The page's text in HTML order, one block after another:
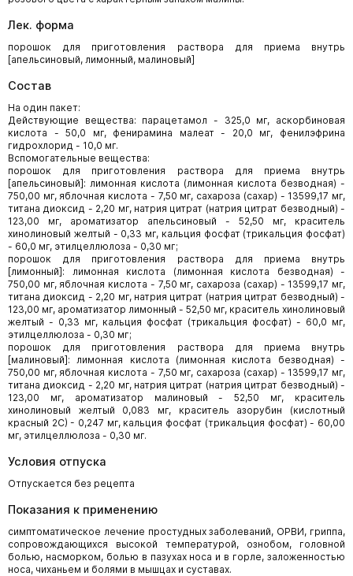
Лек. форма
порошок для приготовления раствора для приема внутрь
[апельсиновый, лимонный, малиновый]
Состав
На один пакет:
Действующие вещества: парацетамол - 325,0 мг, аскорбиновая
кислота - 50,0 мг, фенирамина малеат - 20,0 мг, фенилэфрина
гидрохлорид - 10,0 мг.
Вспомогательные вещества:
порошок для приготовления раствора для приема внутрь
[апельсиновый]: лимонная кислота (лимонная кислота безводная) -
750,00 мг, яблочная кислота - 7,50 мг, сахароза (сахар) - 13599,17 мг,
титана диоксид - 2,20 мг, натрия цитрат (натрия цитрат безводный) -
123,00 мг, ароматизатор апельсиновый - 52,50 мг, краситель
хинолиновый желтый - 0,33 мг, кальция фосфат (трикальция фосфат)
- 60,0 мг, этилцеллюлоза - 0,30 мг;
порошок для приготовления раствора для приема внутрь
[лимонный]: лимонная кислота (лимонная кислота безводная) -
750,00 мг, яблочная кислота - 7,50 мг, сахароза (сахар) - 13599,17 мг,
титана диоксид - 2,20 мг, натрия цитрат (натрия цитрат безводный) -
123,00 мг, ароматизатор лимонный - 52,50 мг, краситель хинолиновый
желтый - 0,33 мг, кальция фосфат (трикальция фосфат) - 60,0 мг,
этилцеллюлоза - 0,30 мг;
порошок для приготовления раствора для приема внутрь
[малиновый]: лимонная кислота (лимонная кислота безводная) -
750,00 мг, яблочная кислота - 7,50 мг, сахароза (сахар) - 13599,17 мг,
титана диоксид - 2,20 мг, натрия цитрат (натрия цитрат безводный) -
123,00 мг, ароматизатор малиновый - 52,50 мг, краситель
хинолиновый желтый 0,083 мг, краситель азорубин (кислотный
красный 2С) - 0,247 мг, кальция фосфат (трикальция фосфат) - 60,00
мг, этилцеллюлоза - 0,30 мг.
Условия отпуска
Отпускается без рецепта
Показания к применению
симптоматическое лечение простудных заболеваний, ОРВИ, гриппа,
сопровождающихся высокой температурой, ознобом, головной
болью, насморком, болью в пазухах носа и в горле, заложенностью
носа, чиханьем и болями в мышцах и суставах.